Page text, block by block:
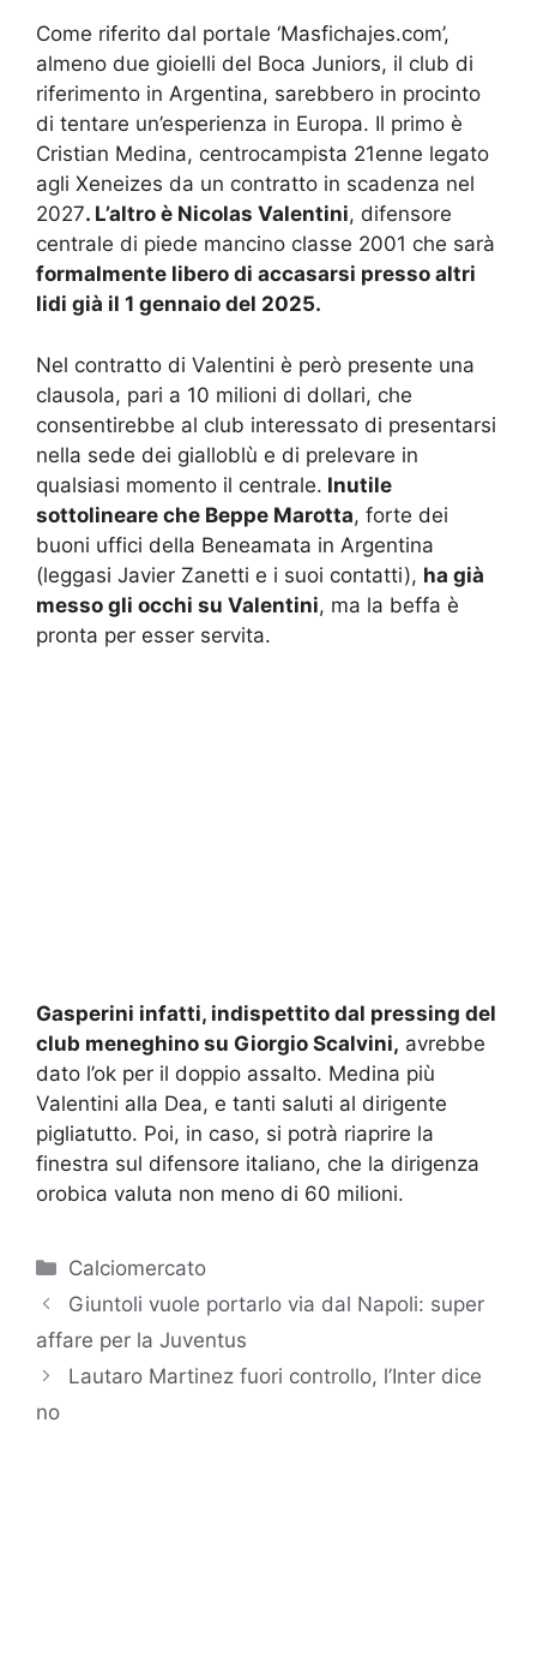
Come riferito dal portale ‘Masfichajes.com’,
almeno due gioielli del Boca Juniors, il club di
riferimento in Argentina, sarebbero in procinto
di tentare un’esperienza in Europa. Il primo è
Cristian Medina, centrocampista 21enne legato
agli Xeneizes da un contratto in scadenza nel
2027. L’altro è Nicolas Valentini, difensore
centrale di piede mancino classe 2001 che sarà
formalmente libero di accasarsi presso altri
lidi già il 1 gennaio del 2025.
Nel contratto di Valentini è però presente una
clausola, pari a 10 milioni di dollari, che
consentirebbe al club interessato di presentarsi
nella sede dei gialloblù e di prelevare in
qualsiasi momento il centrale. Inutile
sottolineare che Beppe Marotta, forte dei
buoni uffici della Beneamata in Argentina
(leggasi Javier Zanetti e i suoi contatti), ha già
messo gli occhi su Valentini, ma la beffa è
pronta per esser servita.
Gasperini infatti, indispettito dal pressing del
club meneghino su Giorgio Scalvini, avrebbe
dato l’ok per il doppio assalto. Medina più
Valentini alla Dea, e tanti saluti al dirigente
pigliatutto. Poi, in caso, si potrà riaprire la
finestra sul difensore italiano, che la dirigenza
orobica valuta non meno di 60 milioni.
Categorie
Calciomercato
Giuntoli vuole portarlo via dal Napoli: super
affare per la Juventus
Lautaro Martinez fuori controllo, l’Inter dice
no